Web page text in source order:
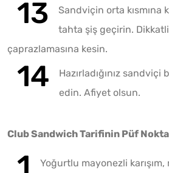
Sandviçin orta
tahta şiş geçirin.
çaprazlamasına kesin.
Hazırladığınız
edin. Afiyet olsun.
Club Sandwich Tarifinin Püf
Yoğurtlu mayonezli